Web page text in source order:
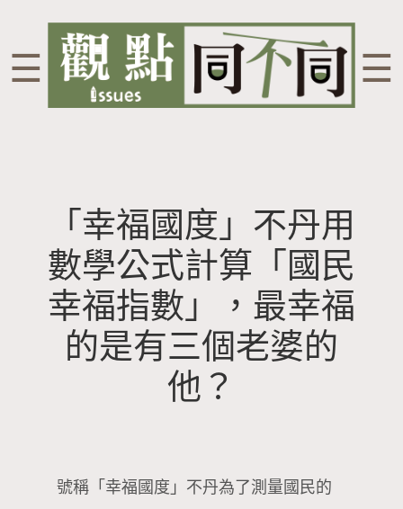
☰ ☰
「幸福國度」不丹用
數學公式計算「國民
幸福指數」，最幸福
的是有三個老婆的
他？
號稱「幸福國度」不丹為了測量國民的